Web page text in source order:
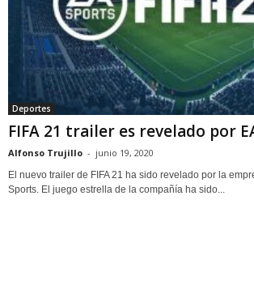
Deportes
FIFA 21 trailer es revelado por
Alfonso Trujillo - junio 19, 2020
El nuevo trailer de FIFA 21 ha sido revelado por la
Sports. El juego estrella de la compañía ha sido...